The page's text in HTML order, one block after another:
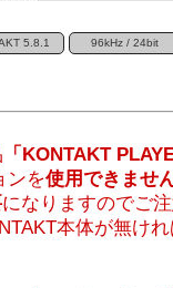
5.8.1 96kHz / 24bit
「KONTAKT
ンを使用できませ
になりますのでご
本体が無け